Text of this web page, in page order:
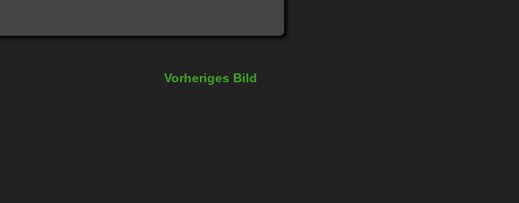
Vorheriges Bild